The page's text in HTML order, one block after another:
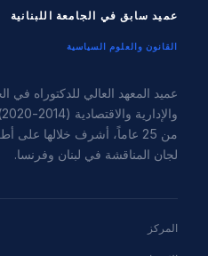
عميد سابق في الجامعة اللبنانية
القانون والعلوم السياسية
عميد المعهد العالي للدكتوراه في
من 25 عاماً، أشرف خلالها
لجان المناقشة في لبنان وفرنسا.
المركز